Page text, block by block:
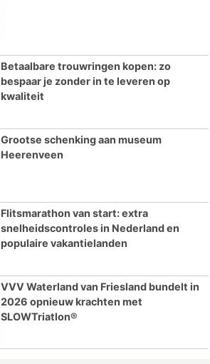
Betaalbare trouwringen kopen: zo
bespaar je zonder in te leveren op
kwaliteit
Grootse schenking aan museum
Heerenveen
Flitsmarathon van start: extra
snelheidscontroles in Nederland en
populaire vakantielanden
VVV Waterland van Friesland bundelt in
2026 opnieuw krachten met
SLOWTriatlon®